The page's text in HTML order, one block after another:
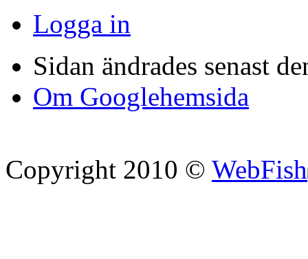
Logga in
Sidan ändrades senast
Om Googlehemsida
Copyright 2010 © WebFish